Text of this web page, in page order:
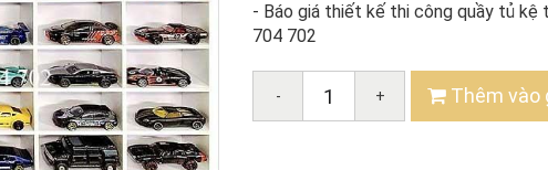
- Báo giá thiết kế thi công quầy tủ kệ
704 702
- + Thêm vào